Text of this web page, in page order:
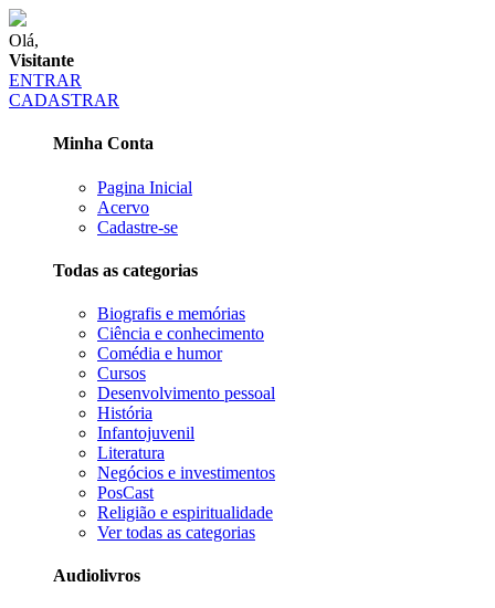
Olá,
Visitante
ENTRAR
CADASTRAR
Minha Conta
Pagina Inicial
Acervo
Cadastre-se
Todas as categorias
Biografis e memórias
Ciência e conhecimento
Comédia e humor
Cursos
Desenvolvimento pessoal
História
Infantojuvenil
Literatura
Negócios e investimentos
PosCast
Religião e espiritualidade
Ver todas as categorias
Audiolivros